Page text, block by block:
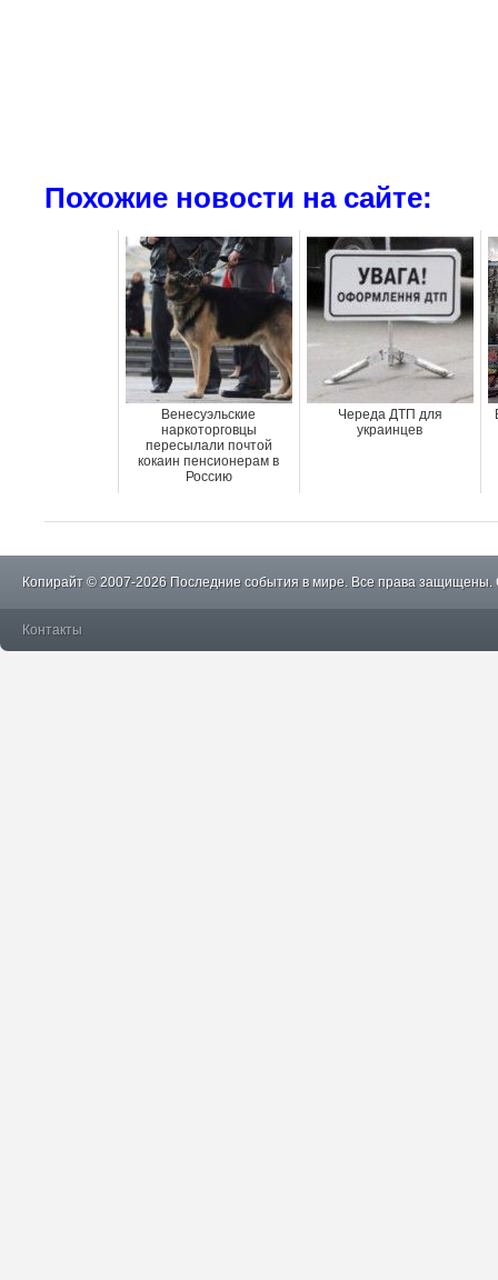
Похожие новости на сайте:
Венесуэльские
наркоторговцы
пересылали почтой
кокаин пенсионерам в
Россию
Череда ДТП для
украинцев
Копирайт © 2007-2026 Последние события в мире. Все права защищены.
Контакты